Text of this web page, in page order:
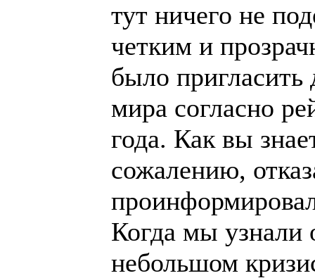
тут ничего не
четким и
было пригласить
мира согласно
года. Как вы
сожалению,
Когда мы узнали
небольшом